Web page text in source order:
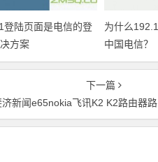
登陆页面是电信的登
方案
为什么
中国电信？
下一篇
济新闻e65nokia飞讯K2 K2路由器